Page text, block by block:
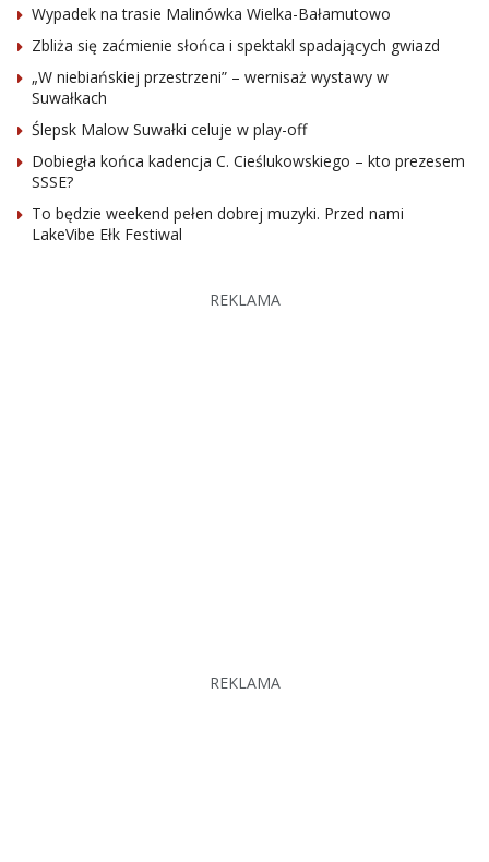
Wypadek na trasie Malinówka Wielka-Bałamutowo
Zbliża się zaćmienie słońca i spektakl spadających gwiazd
„W niebiańskiej przestrzeni” – wernisaż wystawy w
Suwałkach
Ślepsk Malow Suwałki celuje w play-off
Dobiegła końca kadencja C. Cieślukowskiego – kto prezesem
SSSE?
To będzie weekend pełen dobrej muzyki. Przed nami
LakeVibe Ełk Festiwal
REKLAMA
REKLAMA